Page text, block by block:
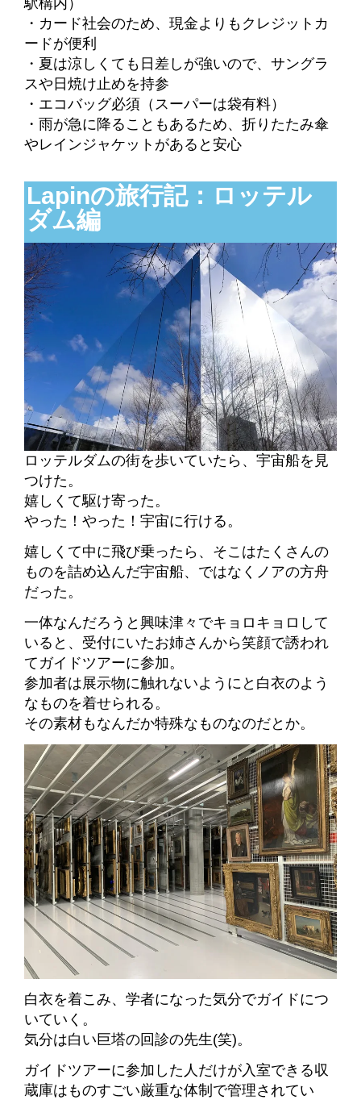
・カード社会のため、現金よりもクレジットカ
ードが便利
・夏は涼しくても日差しが強いので、サングラ
スや日焼け止めを持参
・エコバッグ必須（スーパーは袋有料）
・雨が急に降ることもあるため、折りたたみ傘
やレインジャケットがあると安心
Lapinの旅行記：ロッテル
ダム編
ロッテルダムの街を歩いていたら、宇宙船を見
つけた。
嬉しくて駆け寄った。
やった！やった！宇宙に行ける。
嬉しくて中に飛び乗ったら、そこはたくさんの
ものを詰め込んだ宇宙船、ではなくノアの方舟
だった。
一体なんだろうと興味津々でキョロキョロして
いると、受付にいたお姉さんから笑顔で誘われ
てガイドツアーに参加。
参加者は展示物に触れないようにと白衣のよう
なものを着せられる。
その素材もなんだか特殊なものなのだとか。
白衣を着こみ、学者になった気分でガイドにつ
いていく。
気分は白い巨塔の回診の先生(笑)。
ガイドツアーに参加した人だけが入室できる収
蔵庫はものすごい厳重な体制で管理されてい